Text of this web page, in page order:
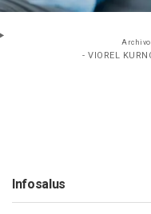
- VIOREL
Infosalus